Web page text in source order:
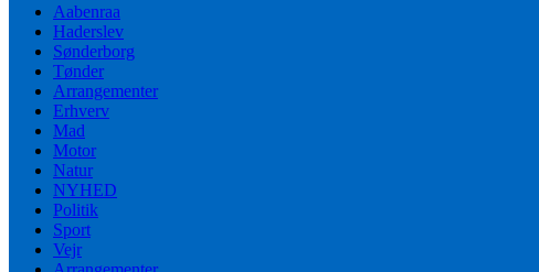
Aabenraa
Haderslev
Sønderborg
Tønder
Arrangementer
Erhverv
Mad
Motor
Natur
NYHED
Politik
Sport
Vejr